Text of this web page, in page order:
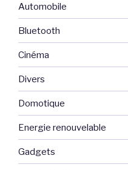
Automobile
Bluetooth
Cinéma
Divers
Domotique
Energie renouvelable
Gadgets